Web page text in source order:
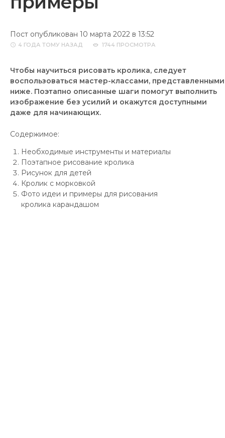
Пост опубликован 10 марта 2022 в 13:52
4 ГОДА ТОМУ НАЗАД 1744 ПРОСМОТРА
Чтобы научиться рисовать кролика, следует
воспользоваться мастер-классами, представленными
ниже. Поэтапно описанные шаги помогут выполнить
изображение без усилий и окажутся доступными
даже для начинающих.
Содержимое:
Необходимые инструменты и материалы
Поэтапное рисование кролика
Рисунок для детей
Кролик с морковкой
Фото идеи и примеры для рисования
кролика карандашом